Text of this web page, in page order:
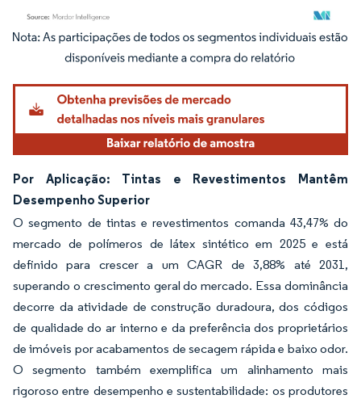
Imagem © Mordor Intelligence. O reuso requer atribuição conforme CC BY 4.0.
Por Aplicação: Tintas e Revestimentos Mantêm
Desempenho Superior
O segmento de tintas e revestimentos comanda 43,47% do
mercado de polímeros de látex sintético em 2025 e está
definido para crescer a um CAGR de 3,88% até 2031,
superando o crescimento geral do mercado. Essa dominância
decorre da atividade de construção duradoura, dos códigos
de qualidade do ar interno e da preferência dos proprietários
de imóveis por acabamentos de secagem rápida e baixo odor.
O segmento também exemplifica um alinhamento mais
rigoroso entre desempenho e sustentabilidade: os produtores